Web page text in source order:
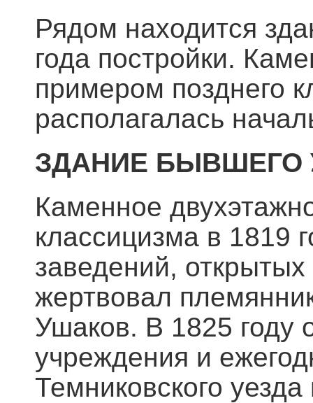
Рядом находится
года постройки.
примером позднего
располагалась
ЗДАНИЕ БЫВШЕГО
Каменное
классицизма в 1819
заведений,
жертвовал
Ушаков. В 1825 году
учреждения и
Темниковского